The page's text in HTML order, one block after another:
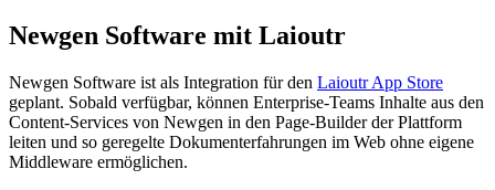
Newgen Software mit Laioutr
Newgen Software ist als Integration für den Laioutr App Store
geplant. Sobald verfügbar, können Enterprise-Teams Inhalte aus den
Content-Services von Newgen in den Page-Builder der Plattform
leiten und so geregelte Dokumenterfahrungen im Web ohne eigene
Middleware ermöglichen.